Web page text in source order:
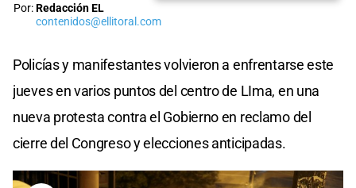
Por:Redacción EL
contenidos@ellitoral.com
Policías y manifestantes volvieron a enfrentarse este
jueves en varios puntos del centro de LIma, en una
nueva protesta contra el Gobierno en reclamo del
cierre del Congreso y elecciones anticipadas.